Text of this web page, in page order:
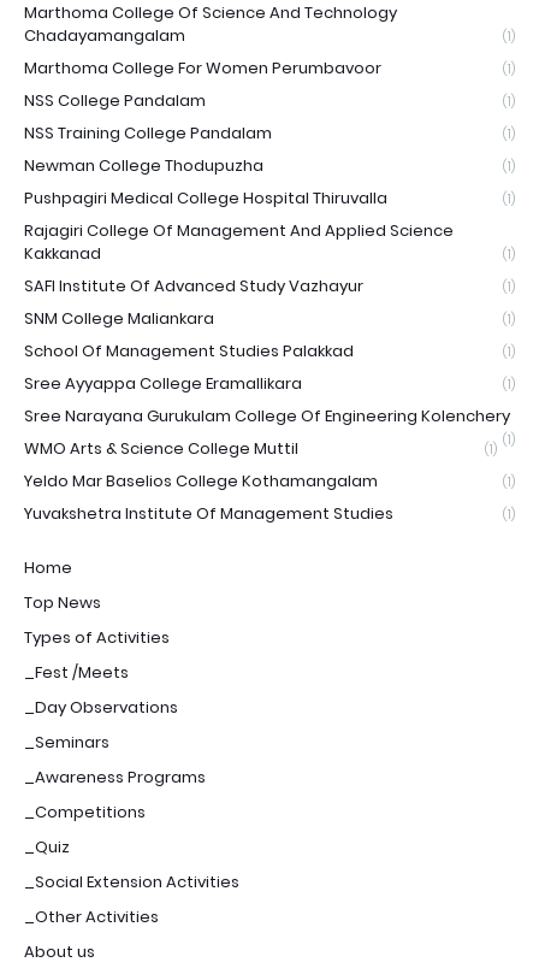
Marthoma College Of Science And Technology
Chadayamangalam
(1)
Marthoma College For Women Perumbavoor (1)
NSS College Pandalam (1)
NSS Training College Pandalam (1)
Newman College Thodupuzha (1)
Pushpagiri Medical College Hospital Thiruvalla (1)
Rajagiri College Of Management And Applied Science
Kakkanad
(1)
SAFI Institute Of Advanced Study Vazhayur (1)
SNM College Maliankara (1)
School Of Management Studies Palakkad (1)
Sree Ayyappa College Eramallikara (1)
Sree Narayana Gurukulam College Of Engineering Kolenchery
(1)
WMO Arts & Science College Muttil (1)
Yeldo Mar Baselios College Kothamangalam (1)
Yuvakshetra Institute Of Management Studies (1)
Home
Top News
Types of Activities
_Fest /Meets
_Day Observations
_Seminars
_Awareness Programs
_Competitions
_Quiz
_Social Extension Activities
_Other Activities
About us